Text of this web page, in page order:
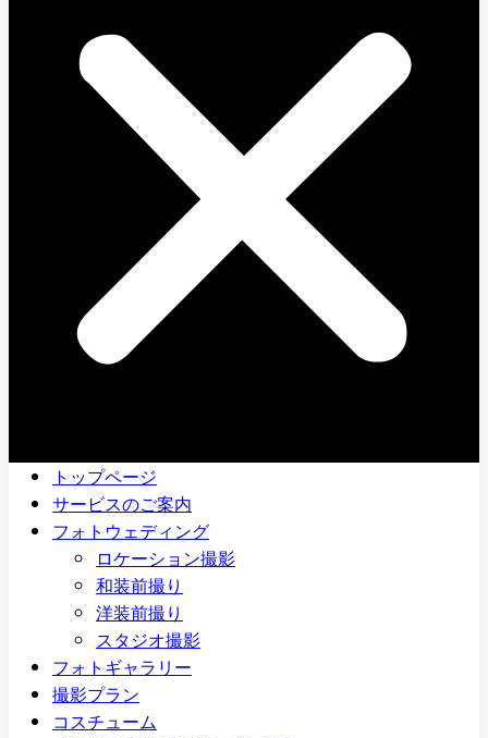
トップページ
サービスのご案内
フォトウェディング
ロケーション撮影
和装前撮り
洋装前撮り
スタジオ撮影
フォトギャラリー
撮影プラン
コスチューム